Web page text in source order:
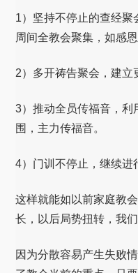
1）坚持不停止的查经聚
周间全教会聚集，如感
2）多开祷告聚会，建立
3）推动全员传福音，利
围，主力传福音。
4）门训不停止，继续进
这样就能如以前家庭教
长，以后局势扭转，我
因为分散容易产生失败